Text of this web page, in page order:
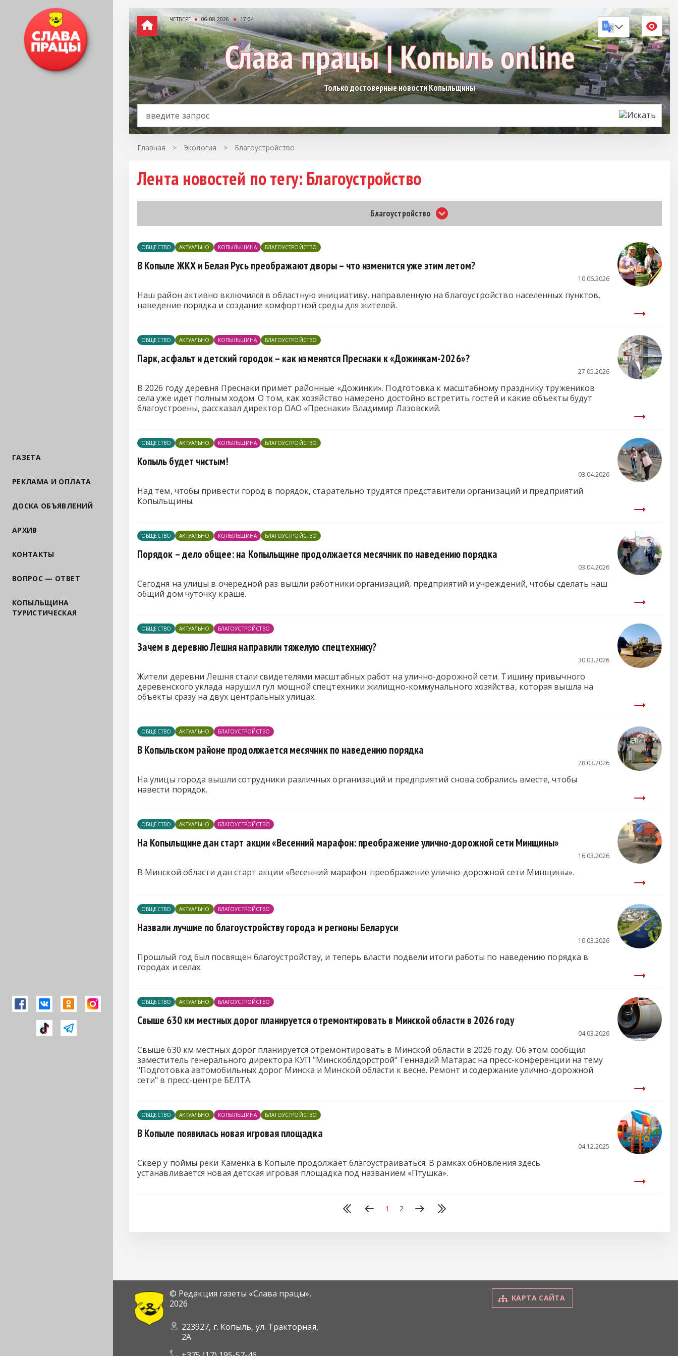
ГАЗЕТА
РЕКЛАМА И ОПЛАТА
ДОСКА ОБЪЯВЛЕНИЙ
АРХИВ
КОНТАКТЫ
ВОПРОС — ОТВЕТ
КОПЫЛЬЩИНА
ТУРИСТИЧЕСКАЯ
ЧЕТВЕРГ 06.08.2026 17:04
Только достоверные новости Копыльщины
Главная > Экология > Благоустройство
Лента новостей по тегу: Благоустройство
Благоустройство
ОБЩЕСТВО АКТУАЛЬНО КОПЫЛЬЩИНА БЛАГОУСТРОЙСТВО
В Копыле ЖКХ и Белая Русь преображают дворы – что изменится уже этим летом?
10.06.2026
Наш район активно включился в областную инициативу, направленную на благоустройство населенных пунктов,
наведение порядка и создание комфортной среды для жителей.
ОБЩЕСТВО АКТУАЛЬНО КОПЫЛЬЩИНА БЛАГОУСТРОЙСТВО
Парк, асфальт и детский городок – как изменятся Преснаки к «Дожинкам-2026»?
27.05.2026
В 2026 году деревня Преснаки примет районные «Дожинки». Подготовка к масштабному празднику тружеников
села уже идет полным ходом. О том, как хозяйство намерено достойно встретить гостей и какие объекты будут
благоустроены, рассказал директор ОАО «Преснаки» Владимир Лазовский.
ОБЩЕСТВО АКТУАЛЬНО КОПЫЛЬЩИНА БЛАГОУСТРОЙСТВО
Копыль будет чистым!
03.04.2026
Над тем, чтобы привести город в порядок, старательно трудятся представители организаций и предприятий
Копыльщины.
ОБЩЕСТВО АКТУАЛЬНО КОПЫЛЬЩИНА БЛАГОУСТРОЙСТВО
Порядок – дело общее: на Копыльщине продолжается месячник по наведению порядка
03.04.2026
Сегодня на улицы в очередной раз вышли работники организаций, предприятий и учреждений, чтобы сделать наш
общий дом чуточку краше.
ОБЩЕСТВО АКТУАЛЬНО БЛАГОУСТРОЙСТВО
Зачем в деревню Лешня направили тяжелую спецтехнику?
30.03.2026
Жители деревни Лешня стали свидетелями масштабных работ на улично-дорожной сети. Тишину привычного
деревенского уклада нарушил гул мощной спецтехники жилищно-коммунального хозяйства, которая вышла на
объекты сразу на двух центральных улицах.
ОБЩЕСТВО АКТУАЛЬНО БЛАГОУСТРОЙСТВО
В Копыльском районе продолжается месячник по наведению порядка
28.03.2026
На улицы города вышли сотрудники различных организаций и предприятий снова собрались вместе, чтобы
навести порядок.
ОБЩЕСТВО АКТУАЛЬНО БЛАГОУСТРОЙСТВО
На Копыльщине дан старт акции «Весенний марафон: преображение улично-дорожной сети Минщины»
16.03.2026
В Минской области дан старт акции «Весенний марафон: преображение улично-дорожной сети Минщины».
ОБЩЕСТВО АКТУАЛЬНО БЛАГОУСТРОЙСТВО
Назвали лучшие по благоустройству города и регионы Беларуси
10.03.2026
Прошлый год был посвящен благоустройству, и теперь власти подвели итоги работы по наведению порядка в
городах и селах.
ОБЩЕСТВО АКТУАЛЬНО БЛАГОУСТРОЙСТВО
Свыше 630 км местных дорог планируется отремонтировать в Минской области в 2026 году
04.03.2026
Свыше 630 км местных дорог планируется отремонтировать в Минской области в 2026 году. Об этом сообщил
заместитель генерального директора КУП "Минскоблдорстрой" Геннадий Матарас на пресс-конференции на тему
"Подготовка автомобильных дорог Минска и Минской области к весне. Ремонт и содержание улично-дорожной
сети" в пресс-центре БЕЛТА.
ОБЩЕСТВО АКТУАЛЬНО КОПЫЛЬЩИНА БЛАГОУСТРОЙСТВО
В Копыле появилась новая игровая площадка
04.12.2025
Сквер у поймы реки Каменка в Копыле продолжает благоустраиваться. В рамках обновления здесь
устанавливается новая детская игровая площадка под названием «Птушка».
1 2
© Редакция газеты «Слава працы»,
2026
223927, г. Копыль, ул. Тракторная,
2А
КАРТА САЙТА